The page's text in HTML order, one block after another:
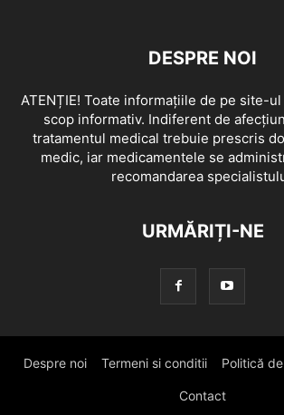
DESPRE NOI
ATENȚIE! Toate informațiile de pe site-
scop informativ. Indiferent de
tratamentul medical trebuie prescris
medic, iar medicamentele se
recomandarea
URMĂRIȚI-NE
Despre noi Termeni si conditii Politică
Contact